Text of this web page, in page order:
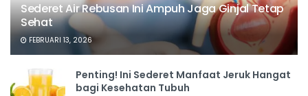
Sederet Air Rebusan Ini Ampuh Jaga Ginjal Tetap
Sehat
FEBRUARI 13, 2026
Penting! Ini Sederet Manfaat Jeruk Hangat
bagi Kesehatan Tubuh